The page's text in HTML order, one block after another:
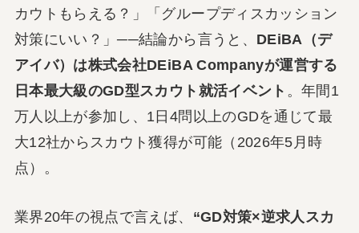
カウトもらえる？」「グループディスカッション
対策にいい？」──結論から言うと、 DEiBA（デ
アイバ）は株式会社DEiBA Companyが運営する
日本最大級のGD型スカウト就活イベント 。年間1
万人以上が参加し、1日4問以上のGDを通じて最
大12社からスカウト獲得が可能（2026年5月時
点）。
業界20年の視点で言えば、 “GD対策×逆求人スカ